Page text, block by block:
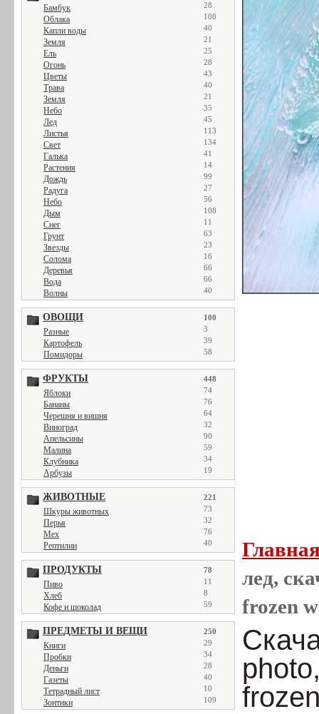
Бамбук 28
Облака 108
Капли воды 40
Земля 21
Ель 25
Огонь 28
Цветы 43
Трава 40
Земля 21
Небо 35
Лед 45
Листья 113
Свет 134
Галька 41
Растения 14
Дождь 99
Радуга 27
Небо 56
Дым 108
Снег 11
Грунт 63
Звезды 23
Солома 16
Деревья 66
Вода 66
Волны 40
ОВОЩИ 100
Разные 3
Картофель 39
Помидоры 58
ФРУКТЫ 448
Яблоки 74
Бананы 76
Черешня и вишня 64
Виноград 32
Апельсины 90
Малина 59
Клубника 34
Арбузы 19
ЖИВОТНЫЕ 221
Шкуры животных 73
Перья 32
Мех 76
Рептилии 40
ПРОДУКТЫ 78
Пиво 11
Хлеб 8
Кофе и шоколад 59
ПРЕДМЕТЫ И ВЕЩИ 250
Книги 29
Пробки 34
Деньги 28
Газеты 40
Тетрадный лист 10
Зонтики 109
лед,
frozen